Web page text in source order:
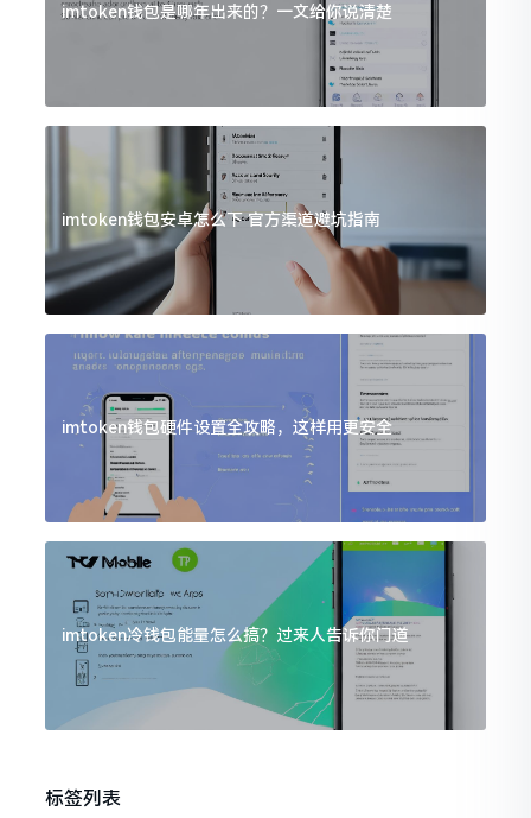
imtoken钱包是哪年出来的？一文给你说清楚
imtoken钱包安卓怎么下 官方渠道避坑指南
imtoken钱包硬件设置全攻略，这样用更安全
imtoken冷钱包能量怎么搞？过来人告诉你门道
标签列表